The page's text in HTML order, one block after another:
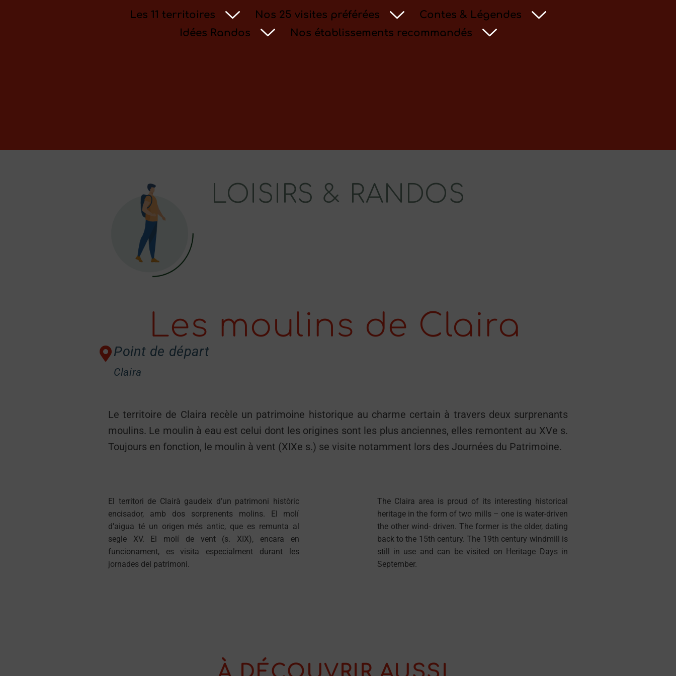
Les 11 territoires Nos 25 visites préférées
Contes & Légendes
Idées Randos
Nos établissements recommandés
LOISIRS & RANDOS
Les moulins de Claira
Point de départ
Claira
Le territoire de Claira recèle un patrimoine historique au charme certain à travers deux surprenants
moulins. Le moulin à eau est celui dont les origines sont les plus anciennes, elles remontent au XVe s.
Toujours en fonction, le moulin à vent (XIXe s.) se visite notamment lors des Journées du Patrimoine.
El territori de Clairà gaudeix d’un patrimoni històric
encisador, amb dos sorprenents molins. El molí
d’aigua té un origen més antic, que es remunta al
segle XV. El molí de vent (s. XIX), encara en
funcionament, es visita especialment durant les
jornades del patrimoni.
The Claira area is proud of its interesting historical
heritage in the form of two mills – one is water-driven
the other wind- driven. The former is the older, dating
back to the 15th century. The 19th century windmill is
still in use and can be visited on Heritage Days in
September.